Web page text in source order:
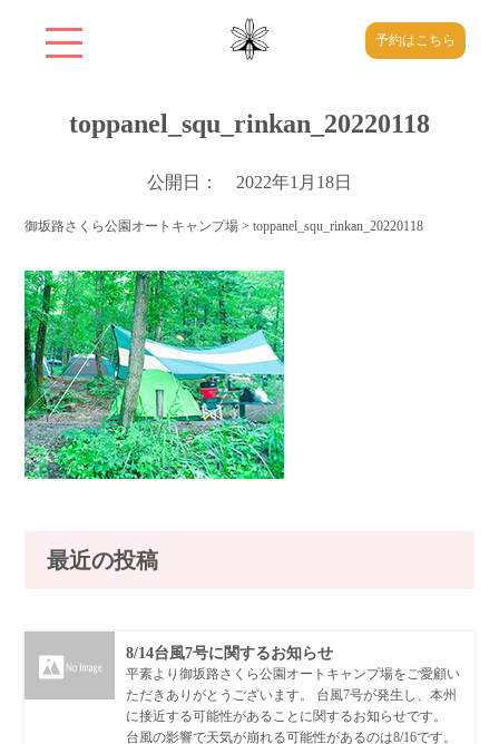
予約はこちら
toppanel_squ_rinkan_20220118
公開日： 2022年1月18日
御坂路さくら公園オートキャンプ場 >toppanel_squ_rinkan_20220118
最近の投稿
8/14台風7号に関するお知らせ
平素より御坂路さくら公園オートキャンプ場をご愛顧い
ただきありがとうございます。 台風7号が発生し、本州
に接近する可能性があることに関するお知らせです。
台風の影響で天気が崩れる可能性があるのは8/16です。